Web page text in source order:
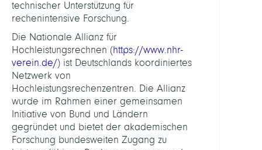
technischer Unterstützung für
rechenintensive Forschung.
Die Nationale Allianz für
Hochleistungsrechnen (https://www.nhr-
verein.de/) ist Deutschlands koordiniertes
Netzwerk von
Hochleistungsrechenzentren. Die Allianz
wurde im Rahmen einer gemeinsamen
Initiative von Bund und Ländern
gegründet und bietet der akademischen
Forschung bundesweiten Zugang zu